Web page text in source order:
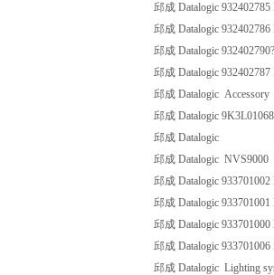
邱成 Datalogic
邱成 Datalogic
邱成 Datalogic
邱成 Datalogic
邱成 Datalogic Accessory
邱成 Datalogic
邱成 Datalogic
邱成 Datalogic NVS9000
邱成 Datalogic
邱成 Datalogic
邱成 Datalogic
邱成 Datalogic
邱成 Datalogic Lighting